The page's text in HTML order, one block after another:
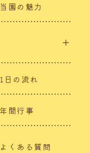
当園の魅力
1日の流れ
年間行事
よくある質問